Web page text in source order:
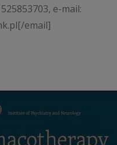
e-mail:
email]